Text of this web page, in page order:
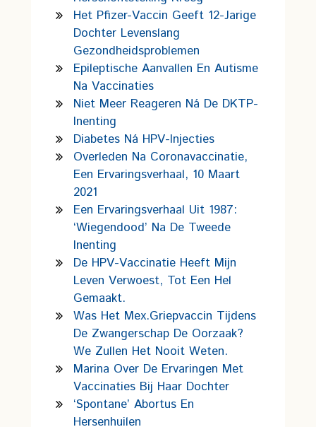
Het Pfizer-Vaccin Geeft 12-Jarige
Dochter Levenslang
Gezondheidsproblemen
Epileptische Aanvallen En Autisme
Na Vaccinaties
Niet Meer Reageren Ná De DKTP-
Inenting
Diabetes Ná HPV-Injecties
Overleden Na Coronavaccinatie,
Een Ervaringsverhaal, 10 Maart
2021
Een Ervaringsverhaal Uit 1987:
‘wiegendood’ Na De Tweede
Inenting
De HPV-Vaccinatie Heeft Mijn
Leven Verwoest, Tot Een Hel
Gemaakt.
Was Het Mex.griepvaccin Tijdens
De Zwangerschap De Oorzaak?
We Zullen Het Nooit Weten.
Marina Over De Ervaringen Met
Vaccinaties Bij Haar Dochter
‘Spontane’ Abortus En
Hersenhuilen